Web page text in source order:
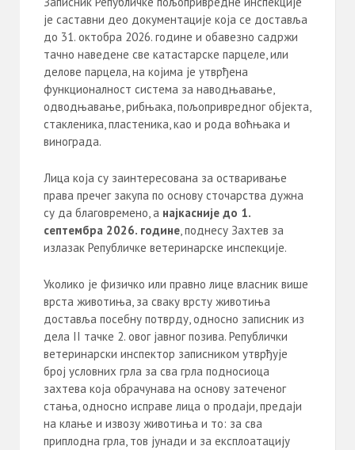
је саставни део документације која се доставља
до 31. октобра 2026. године и обавезно садржи
тачно наведене све катастарске парцеле, или
делове парцела, на којима је утврђена
функционалност система за наводњавање,
одводњавање, рибњака, пољопривредног објекта,
стакленика, пластеника, као и рода воћњака и
винограда.
Лица која су заинтересована за остваривање
права пречег закупа по основу сточарства дужна
су да благовремено, а најкасније до 1.
септембра 2026. године, поднесу Захтев за
излазак Републичке ветеринарске инспекције.
Уколико је физичко или правно лице власник више
врста животиња, за сваку врсту животиња
доставља посебну потврду, односно записник из
дела II тачке 2. овог јавног позива. Републички
ветеринарски инспектор записником утврђује
број условних грла за сва грла подносиоца
захтева која обрачунава на основу затеченог
стања, односно исправе лица о продаји, предаји
на клање и извозу животиња и то: за сва
приплодна грла, тов јунади и за експлоатацију